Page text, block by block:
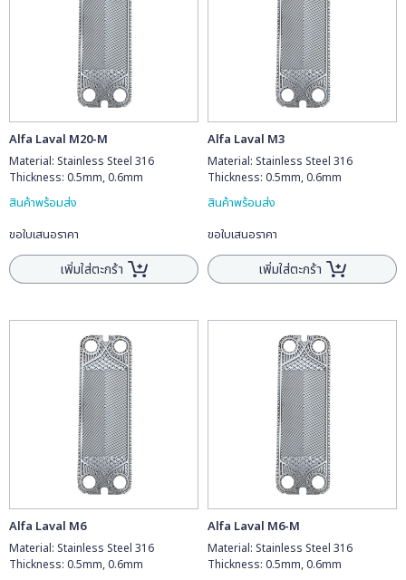
Alfa Laval M20-M
Material: Stainless Steel 316
Thickness: 0.5mm, 0.6mm
สินค้าพร้อมส่ง
ขอใบเสนอราคา
เพิ่มใส่ตะกร้า
Alfa Laval M3
Material: Stainless Steel 316
Thickness: 0.5mm, 0.6mm
สินค้าพร้อมส่ง
ขอใบเสนอราคา
เพิ่มใส่ตะกร้า
Alfa Laval M6
Material: Stainless Steel 316
Thickness: 0.5mm, 0.6mm
Alfa Laval M6-M
Material: Stainless Steel 316
Thickness: 0.5mm, 0.6mm